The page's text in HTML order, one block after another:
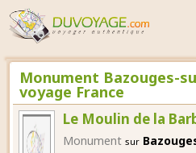
Monument Bazouges-
voyage France
Le Moulin de la
Monument sur